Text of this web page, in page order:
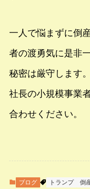
一人で悩まずに倒
者の渡勇気に是非
秘密は厳守します
社長の小規模事業
合わせください。
ブログ トランプ 倒